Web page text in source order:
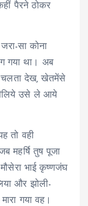
पैरने ठोकर
सा कोना
गया था। अब
देख, खेतमेंसे
उसे ले आये
तो वही
महर्षि तुष पूजा
भाई कृष्णजंघ
और झोली-
गया वह।